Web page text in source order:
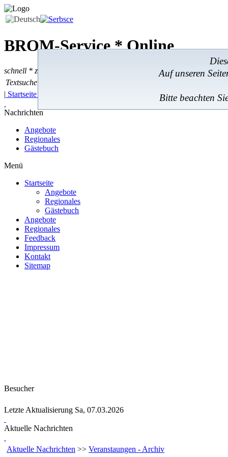
BROM-Service *Online
schnell * zuverlässig * kostengünstig
Auf unseren
Bitte beachten
Textsuche:
Textsuche
| Startseite
Nachrichten
Angebote
Regionales
Gästebuch
Menü
Startseite
Angebote
Regionales
Gästebuch
Angebote
Regionales
Feedback
Impressum
Kontakt
Sitemap
Besucher
Letzte Aktualisierung Sa, 07.03.2026
Aktuelle Nachrichten
Aktuelle Nachrichten >> Veranstaungen - Archiv